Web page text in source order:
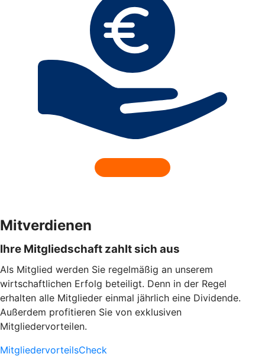
Mitverdienen
Ihre Mitgliedschaft zahlt sich aus
Als Mitglied werden Sie regelmäßig an unserem
wirtschaftlichen Erfolg beteiligt. Denn in der Regel
erhalten alle Mitglieder einmal jährlich eine Dividende.
Außerdem profitieren Sie von exklusiven
Mitgliedervorteilen.
MitgliedervorteilsCheck